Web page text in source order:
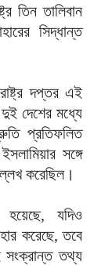
তিন তালিবান
সিদ্ধান্ত
দপ্তর এই
দেশের মধ্যে
প্রতিফলিত
সঙ্গে
করেছিল।
যদিও
করেছে, তবে
তথ্য